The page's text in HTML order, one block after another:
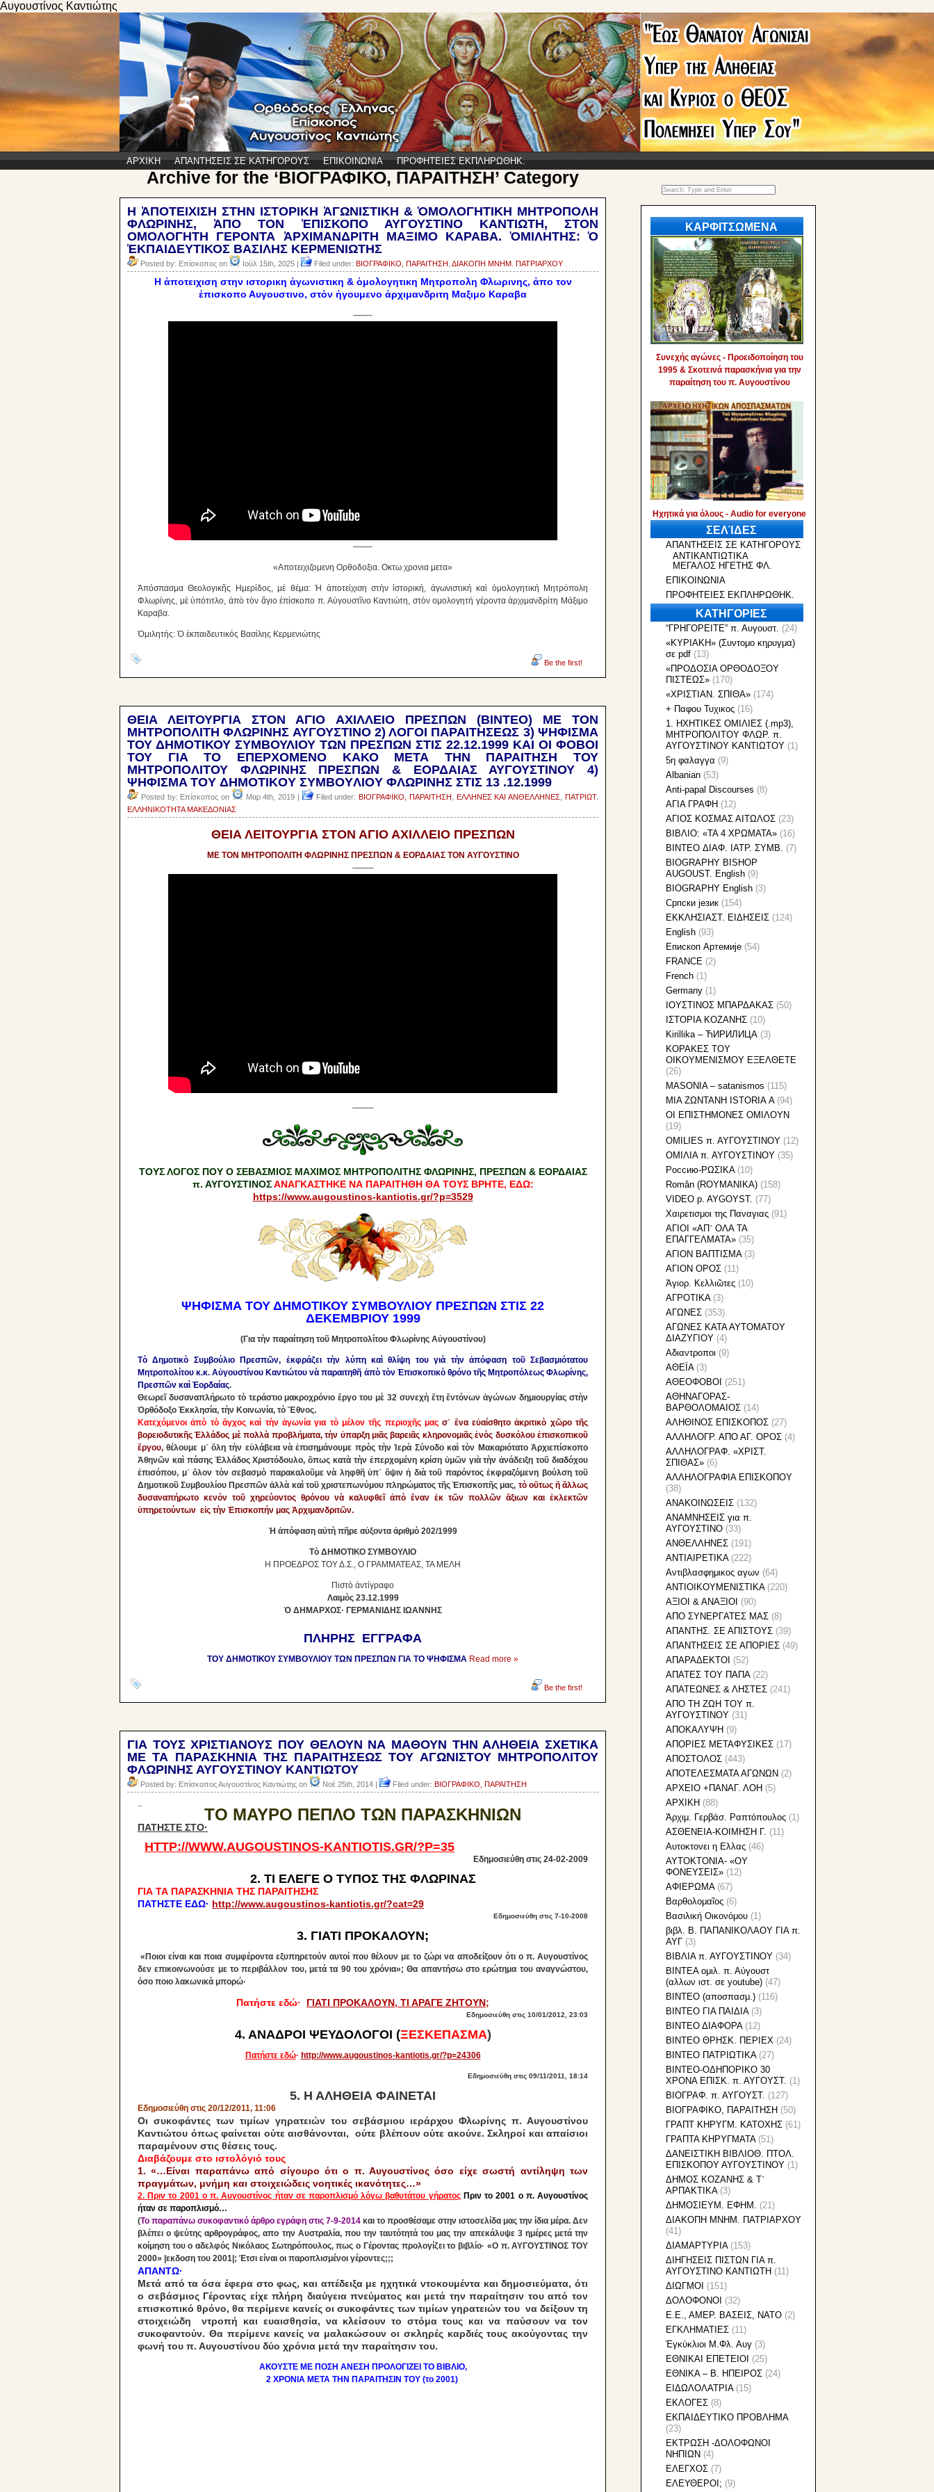
Αυγουστίνος Καντιώτης
ΑΡΧΙΚΗ ΑΠΑΝΤΗΣΕΙΣ ΣΕ ΚΑΤΗΓΟΡΟΥΣ ΕΠΙΚΟΙΝΩΝΙΑ ΠΡΟΦΗΤΕΙΕΣ ΕΚΠΛΗΡΩΘΗΚ.
ΚΑΡΦΙΤΣΩΜΕΝΑ
Συνεχής αγώνες - Προειδοποίηση του
1995 & Σκοτεινά παρασκήνια για την
παραίτηση του π. Αυγουστίνου
Ηχητικά για όλους - Audio for everyone
ΣΕΛΊΔΕΣ
ΑΠΑΝΤΗΣΕΙΣ ΣΕ ΚΑΤΗΓΟΡΟΥΣ
ΑΝΤΙΚΑΝΤΙΩΤΙΚΑ
ΜΕΓΑΛΟΣ ΗΓΕΤΗΣ ΦΛ.
ΕΠΙΚΟΙΝΩΝΙΑ
ΠΡΟΦΗΤΕΙΕΣ ΕΚΠΛΗΡΩΘΗΚ.
ΚΑΤΗΓΟΡΙΕΣ
“ΓΡΗΓΟΡΕΙΤΕ” π. Αυγουστ. (24)
«KΥΡΙΑΚΗ» (Συντομο κηρυγμα)
σε pdf (13)
«ΠΡΟΔΟΣΙΑ ΟΡΘΟΔΟΞΟΥ
ΠΙΣΤΕΩΣ» (170)
«ΧΡΙΣΤΙΑΝ. ΣΠΙΘΑ» (174)
+ Παφου Τυχικος (16)
1. HXHTIKEΣ ΟΜΙΛΙΕΣ (.mp3),
ΜΗΤΡΟΠΟΛΙΤΟΥ ΦΛΩΡ. π.
ΑΥΓΟΥΣΤΙΝΟΥ ΚΑΝΤΙΩΤΟΥ (1)
5η φαλαγγα (9)
Albanian (53)
Anti-papal Discourses (8)
AΓΙΑ ΓΡΑΦΗ (12)
AΓΙΟΣ ΚΟΣΜΑΣ ΑΙΤΩΛΟΣ (23)
BIBΛΙΟ: «ΤΑ 4 ΧΡΩΜΑΤΑ» (16)
BINTEO ΔΙΑΦ. ΙΑΤΡ. ΣΥΜΒ.
(7)
BIOGRAPHY BISHOP
AUGOUST. English (9)
BIOGRAPHY English (3)
Cрпски језик (154)
EKKΛΗΣΙΑΣΤ. ΕΙΔΗΣΕΙΣ (124)
English (93)
Eпископ Артемије (54)
FRANCE (2)
French (1)
Germany (1)
IOYΣΤΙΝΟΣ ΜΠΑΡΔΑΚΑΣ (50)
IΣTOPIA KOZANHΣ (10)
Kirillika – ЋИРИЛИЦА (3)
KOΡΑΚΕΣ ΤΟΥ
ΟΙΚΟΥΜΕΝΙΣΜΟΥ ΕΞΕΛΘΕΤΕ
(26)
MASONIA – satanismos (115)
MIA ZΩNTANH ISTORIA Α(94)
OI EΠIΣTHMONEΣ OMIΛOYN
(19)
OMILIES π. ΑΥΓΟΥΣΤΙΝΟΥ (12)
OMIΛΙΑ π. ΑΥΓΟΥΣΤΙΝΟΥ (35)
Pоссию-ΡΩΣΙΚΑ(10)
Român (ROYMANIKA) (158)
VIDEO p. AYGOYST. (77)
Xαιρετισμοι της Παναγιας (91)
ΑΓΙΟΙ «ΑΠ᾽ ΟΛΑ ΤΑ
ΕΠΑΓΓΕΛΜΑΤΑ» (35)
ΑΓΙΟΝ ΒΑΠΤΙΣΜΑ(3)
ΑΓΙΟΝ ΟΡΟΣ (11)
Ἁγιορ. Κελλιῶτες (10)
ΑΓΡΟΤΙΚΑ(3)
ΑΓΩΝΕΣ (353)
ΑΓΩΝΕΣ ΚΑΤΑ ΑΥΤΟΜΑΤΟΥ
ΔΙΑΖΥΓΙΟΥ (4)
Αδιαντροποι (9)
ΑΘΕΪΑ(3)
ΑΘΕΟΦΟΒΟΙ (251)
ΑΘΗΝΑΓΟΡΑΣ-
ΒΑΡΘΟΛΟΜΑΙΟΣ (14)
ΑΛΗΘΙΝΟΣ ΕΠΙΣΚΟΠΟΣ (27)
ΑΛΛΗΛΟΓΡ. ΑΠΟ ΑΓ. ΟΡΟΣ (4)
ΑΛΛΗΛΟΓΡΑΦ. «ΧΡΙΣΤ.
ΣΠΙΘΑΣ» (6)
ΑΛΛΗΛΟΓΡΑΦΙA ΕΠΙΣΚΟΠΟΥ
(38)
ΑΝΑΚΟΙΝΩΣΕΙΣ (132)
ΑΝΑΜΝΗΣΕΙΣ για π.
ΑΥΓΟΥΣΤΙΝΟ (33)
ΑΝΘΕΛΛΗΝΕΣ (191)
ΑΝΤΙΑΙΡΕΤΙΚΑ(222)
Αντιβλασφημικος αγων (64)
ΑΝΤΙΟΙΚΟΥΜΕΝΙΣΤΙΚΑ(220)
ΑΞΙΟΙ & ΑΝΑΞΙΟΙ (90)
ΑΠO ΣYNEΡΓATEΣ MAΣ (8)
ΑΠΑΝΤΗΣ. ΣΕ ΑΠΙΣΤΟΥΣ (39)
ΑΠΑΝΤΗΣΕΙΣ ΣΕ ΑΠΟΡΙΕΣ (49)
ΑΠΑΡΑΔΕΚΤΟΙ (52)
ΑΠΑΤΕΣ ΤΟΥ ΠΑΠΑ(22)
ΑΠΑΤΕΩΝΕΣ & ΛΗΣΤΕΣ (241)
ΑΠΟ ΤΗ ΖΩΗ ΤΟΥ π.
ΑΥΓΟΥΣΤΙΝΟΥ (31)
ΑΠΟΚΑΛΥΨΗ (9)
ΑΠΟΡΙΕΣ ΜΕΤΑΦΥΣΙΚΕΣ (17)
ΑΠΟΣΤΟΛΟΣ (443)
ΑΠΟΤΕΛΕΣΜΑΤΑ ΑΓΩΝΩΝ (2)
ΑΡΧΕΙΟ +ΠΑΝΑΓ. ΛΟΗ (5)
ΑΡΧΙΚΗ (88)
Ἀρχιμ. Γερβάσ. Ραπτόπουλος (1)
ΑΣΘΕΝΕΙΑ-ΚΟΙΜΗΣΗ Γ. (11)
Αυτοκτονει η Ελλας (46)
ΑΥΤΟΚΤΟΝΙΑ- «ΟΥ
ΦΟΝΕΥΣΕΙΣ» (12)
ΑΦΙΕΡΩΜΑ(67)
Βαρθολομαῖος (6)
Βασιλική Οικονόμου (1)
βιβλ. Β. ΠΑΠΑΝΙΚΟΛΑΟΥ ΓΙΑ π.
ΑΥΓ (3)
ΒΙΒΛΙΑ π. ΑΥΓΟΥΣΤΙΝΟΥ (34)
ΒΙΝΤΕΑ ομιλ. π. Αὐγουστ
(αλλων ιστ. σε youtube) (47)
ΒΙΝΤΕΟ (αποσπασμ.) (116)
ΒΙΝΤΕΟ ΓΙΑ ΠΑΙΔΙΑ(3)
ΒΙΝΤΕΟ ΔΙΑΦΟΡΑ(12)
ΒΙΝΤΕΟ ΘΡΗΣΚ. ΠΕΡΙΕΧ (24)
ΒΙΝΤΕΟ ΠΑΤΡΙΩΤΙΚΑ(27)
ΒΙΝΤΕΟ-ΟΔΗΠΟΡΙΚΟ 30
ΧΡΟΝΑ ΕΠΙΣΚ. π. ΑΥΓΟΥΣΤ. (1)
ΒΙΟΓΡΑΦ. π. ΑΥΓΟΥΣΤ. (127)
ΒΙΟΓΡΑΦΙΚΟ, ΠΑΡΑΙΤΗΣΗ (50)
ΓΡΑΠΤ ΚΗΡΥΓΜ. ΚΑΤΟΧΗΣ (61)
ΓΡΑΠΤΑ ΚΗΡΥΓΜΑΤΑ(51)
ΔΑΝΕΙΣΤΙΚΗ ΒΙΒΛΙΟΘ. ΠΤΟΛ.
ΕΠΙΣΚΟΠΟΥ ΑΥΓΟΥΣΤΙΝΟΥ (1)
ΔΗΜΟΣ ΚΟΖΑΝΗΣ & Τ᾽
ΑΡΠΑΚΤΙΚΑ(3)
ΔΗΜΟΣΙΕΥΜ. ΕΦΗΜ.
(21)
ΔΙΑΚΟΠΗ ΜΝΗΜ. ΠΑΤΡΙΑΡΧΟΥ
(41)
ΔΙΑΜΑΡΤΥΡΙΑ(153)
ΔΙΗΓΗΣΕΙΣ ΠΙΣΤΩΝ ΓΙΑ π.
ΑΥΓΟΥΣΤΙΝΟ ΚΑΝΤΙΩΤΗ (11)
ΔΙΩΓΜΟΙ (151)
ΔΟΛΟΦΟΝΟΙ (32)
Ε.Ε., ΑΜΕΡ. ΒΑΣΕΙΣ, ΝΑΤΟ (2)
ΕΓΚΛΗΜΑΤΙΕΣ (11)
Ἐγκύκλιοι Μ.Φλ. Αυγ (3)
ΕΘΝΙΚAI ΕΠΕΤΕΙΟΙ (25)
ΕΘΝΙΚΑ – Β. ΗΠΕΙΡΟΣ (24)
ΕΙΔΩΛΟΛΑΤΡΙΑ(15)
ΕΚΛΟΓΕΣ (8)
ΕΚΠΑΙΔΕΥΤΙΚΟ ΠΡΟΒΛΗΜΑ
(23)
ΕΚΤΡΩΣΗ -ΔΟΛΟΦΩΝΟΙ
ΝΗΠΙΩΝ (4)
ΕΛΕΓΧΟΣ (7)
ΕΛΕΥΘΕΡΟΙ; (9)
Archive for the ‘ΒΙΟΓΡΑΦΙΚΟ, ΠΑΡΑΙΤΗΣΗ’ Category
Η ἈΠΟΤΕΙΧΙΣΗ ΣΤΗΝ ΙΣΤΟΡΙΚΗ ἈΓΩΝΙΣΤΙΚΗ & ὉΜΟΛΟΓΗΤΙΚΗ ΜΗΤΡΟΠΟΛΗ
ΦΛΩΡΙΝΗΣ, ἈΠΟ ΤΟΝ ἘΠΙΣΚΟΠΟ ΑΥΓΟΥΣΤΙΝΟ ΚΑΝΤΙΩΤΗ, ΣΤΟΝ
ΟΜΟΛΟΓΗΤΗ ΓΕΡΟΝΤΑ ἈΡΧΙΜΑΝΔΡΙΤΗ ΜΑΞΙΜΟ ΚΑΡΑΒΑ. ὉΜΙΛΗΤΗΣ: Ὁ
ἘΚΠΑΙΔΕΥΤΙΚΟΣ ΒΑΣΙΛΗΣ ΚΕΡΜΕΝΙΩΤΗΣ
Posted by: Επίσκοπος on Ιούλ 15th, 2025 | Filed under: ΒΙΟΓΡΑΦΙΚΟ, ΠΑΡΑΙΤΗΣΗ ΔΙΑΚΟΠΗ ΜΝΗΜ. ΠΑΤΡΙΑΡΧΟΥ
Η ἀποτειχιση στην ιστορικη ἀγωνιστικη & ὁμολογητικη Μητροπολη Φλωρινης, ἀπο τον
ἐπισκοπο Αυγουστινο, στὸν ἡγουμενο ἀρχιμανδριτη Μαξιμο Καραβα
——-
——-
«Αποτειχιζομενη Ορθοδοξια. Οκτω χρονια μετα»
Ἀπόσπασμα Θεολογικῆς Ημερίδος, μέ θέμα: Ἡ ἀποτείχιση στὴν ἱστορική, ἀγωνιστική καὶ ὁμολογητική Μητρόπολη
Φλωρίνης, μὲ ὑπότιτλο, ἀπὸ τὸν ἅγιο ἐπίσκοπο π. Αὐγουστῖνο Καντιώτη, στὸν ομολογητή γέροντα ἀρχιμανδρίτη Μάξιμο
Καραβα.
Ὁμιλητής: Ὁ ἐκπαιδευτικός Βασίλης Κερμενιώτης
Be the first!
ΘEIA ΛΕΙΤΟΥΡΓΙΑ ΣΤΟΝ ΑΓΙΟ ΑΧΙΛΛΕΙΟ ΠΡΕΣΠΩΝ (ΒΙΝΤΕΟ) ΜΕ ΤΟΝ
ΜΗΤΡΟΠΟΛΙΤΗ ΦΛΩΡΙΝΗΣ ΑΥΓΟΥΣΤΙΝΟ 2) ΛΟΓΟΙ ΠΑΡΑΙΤΗΣΕΩΣ 3) ΨΗΦΙΣΜΑ
ΤΟΥ ΔΗΜΟΤΙΚΟΥ ΣΥΜΒΟΥΛΙΟΥ ΤΩΝ ΠΡΕΣΠΩΝ ΣΤΙΣ 22.12.1999 ΚΑΙ ΟΙ ΦΟΒΟΙ
ΤΟΥ ΓΙΑ ΤΟ ΕΠΕΡΧΟΜΕΝΟ ΚΑΚΟ ΜΕΤΑ ΤΗΝ ΠΑΡΑΙΤΗΣΗ ΤΟΥ
ΜΗΤΡΟΠΟΛΙΤΟΥ ΦΛΩΡΙΝΗΣ ΠΡΕΣΠΩΝ & ΕΟΡΔΑΙΑΣ ΑΥΓΟΥΣΤΙΝΟΥ 4)
ΨHΦIΣMA TOY ΔHMOTIKOY ΣYMBOYΛIOY ΦΛΩPINHΣ ΣTIΣ 13 .12.1999
Posted by: Επίσκοπος on Μαρ 4th, 2019 | Filed under:ΒΙΟΓΡΑΦΙΚΟ, ΠΑΡΑΙΤΗΣΗ ΕΛΛΗΝΕΣ ΚΑΙ ΑΝΘΕΛΛΗΝΕΣ ,ΠΑΤΡΙΩΤ.
ΕΛΛΗΝΙΚΟΤHTA ΜΑΚΕΔΟΝΙΑΣ
ΘEIA ΛΕΙΤΟΥΡΓΙΑ ΣΤΟΝ ΑΓΙΟ ΑΧΙΛΛΕΙΟ ΠΡΕΣΠΩΝ
ΜΕ ΤΟΝ ΜΗΤΡΟΠΟΛΙΤΗ ΦΛΩΡΙΝΗΣ ΠΡΕΣΠΩΝ & ΕΟΡΔΑΙΑΣ ΤΟΝ ΑΥΓΟΥΣΤΙΝΟ
——–
——–
ΤΟΥΣ ΛΟΓΟΣ ΠΟΥ Ο ΣΕΒΑΣΜΙΟΣ ΜΑΧΙΜΟΣ ΜΗΤΡΟΠΟΛΙΤΗΣ ΦΛΩΡΙΝΗΣ, ΠΡΕΣΠΩΝ & ΕΟΡΔΑΙΑΣ
π. ΑΥΓΟΥΣΤΙΝΟΣ ΑΝΑΓΚΑΣΤΗΚΕ ΝΑ ΠΑΡΑΙΤΗΘΗ ΘΑ ΤΟΥΣ ΒΡΗΤΕ, ΕΔΩ:
https://www.augoustinos-kantiotis.gr/?p=3529
ΨΗΦΙΣΜΑ ΤΟΥ ΔΗΜΟΤΙΚΟΥ ΣΥΜΒΟΥΛΙΟΥ ΠΡΕΣΠΩΝ ΣΤΙΣ 22
ΔΕΚΕΜΒΡΙΟΥ 1999
(Για τὴν παραίτηση τοῦ Μητροπολίτου Φλωρίνης Αὐγουστίνου)
Τὸ Δημοτικὸ Συμβούλιο Πρεσπῶν, ἐκφράζει τὴν λύπη καὶ θλίψη του γιὰ τὴν ἀπόφαση τοῦ Σεβασμιότατου
Μητροπολίτου κ.κ. Αὐγουστίνου Καντιώτου νὰ παραιτηθῆ ἀπὸ τὸν Ἐπισκοπικὸ θρόνο τῆς Μητροπόλεως Φλωρίνης,
Πρεσπῶν καὶ Ἐορδαίας.
Θεωρεῖ δυσαναπλήρωτο τὸ τεράστιο μακροχρόνιο ἔργο του μὲ 32 συνεχὴ ἔτη ἔντόνων ἀγώνων δημιουργίας στὴν
Ὀρθόδοξο Ἐκκλησία, τὴν Κοινωνία, τὸ Ἔθνος.
Κατεχόμενοι ἀπὸ τὸ ἄγχος καὶ τὴν ἀγωνία για τὸ μέλον τῆς περιοχῆς μαςσ᾽ ἕνα εὐαίσθητο ἀκριτικὸ χῶρο τῆς
βορειοδυτικῆς Ἑλλάδος μὲ πολλὰ προβλήματα, τὴν ὑπαρξη μιᾶς βαρειᾶς κληρονομιᾶς ἑνὸς δυσκόλου ἐπισκοπικοῦ
ἔργου, θέλουμε μ᾽ ὅλη τὴν εὐλάβεια νὰ ἐπισημάνουμε πρὸς τὴν Ἱερὰ Σύνοδο καὶ τὸν Μακαριότατο Ἀρχιεπίσκοπο
Ἀθηνῶν καὶ πάσης Ἑλλάδος Χριστόδουλο, ὅπως κατὰ τὴν ἐπερχομένη κρίση ὑμῶν γιὰ τὴν ἀνάδειξη τοῦ διαδόχου
ἐπισόπου, μ᾽ ὅλον τὸν σεβασμὸ παρακαλοῦμε νὰ ληφθῆ ὑπ᾽ ὅψιν ἡ διὰ τοῦ παρόντος ἐκφραζόμενη βούλση τοῦ
Δημοτικοῦ Συμβουλίου Πρεσπῶν ἀλλὰ καὶ τοῦ χριστεπωνύμου πληρώματος τῆς Ἐπισκοπῆς μας, τὸ οὔτως ἤ ἄλλως
δυσαναπήρωτο κενόν τοῦ χηρεύοντος θρόνου νὰ καλυφθεῖ ἀπὸ ἕναν ἐκ τῶν πολλῶν ἄξιων και ἐκλεκτῶν
ὑπηρετούντων εἰς τὴν Ἐπισκοπήν μας Ἀρχιμανδριτῶν.
Ἡ ἀπόφαση αὐτὴ πῆρε αὐξοντα ἀριθμὸ 202/1999
Τὸ ΔΗΜΟΤΙΚΟ ΣΥΜΒΟΥΛΙΟ
Η ΠΡΟΕΔΡΟΣ ΤΟΥ Δ.Σ., Ο ΓΡΑΜΜΑΤΕΑΣ, ΤΑ ΜΕΛΗ
Πιστὸ ἀντίγραφο
Λαιμὸς 23.12.1999
Ὁ ΔΗΜΑΡΧΟΣ· ΓΕΡΜΑΝΙΔΗΣ ΙΩΑΝΝΗΣ
ΠΛΗΡΗΣ ΕΓΓΡΑΦΑ
ΤΟΥ ΔΗΜΟΤΙΚΟΥ ΣΥΜΒΟΥΛΙΟΥ ΤΩΝ ΠΡΕΣΠΩΝ ΓΙΑ ΤΟ ΨΗΦΙΣΜΑ Read more »
Be the first!
ΓΙΑ ΤΟΥΣ ΧΡΙΣΤΙΑΝΟΥΣ ΠΟΥ ΘΕΛΟΥΝ ΝΑ ΜΑΘΟΥΝ ΤΗΝ ΑΛΗΘΕΙΑ ΣΧΕΤΙΚΑ
ΜΕ ΤΑ ΠΑΡΑΣΚΗΝΙΑ ΤΗΣ ΠΑΡΑΙΤΗΣΕΩΣ ΤΟΥ ΑΓΩΝΙΣΤΟΥ ΜΗΤΡΟΠΟΛΙΤΟΥ
ΦΛΩΡΙΝΗΣ ΑΥΓΟΥΣΤΙΝΟΥ ΚΑΝΤΙΩΤΟΥ
Posted by: Επίσκοπος Αυγουστίνος Καντιώτης on Νοέ 25th, 2014 | Filed under: ΒΙΟΓΡΑΦΙΚΟ, ΠΑΡΑΙΤΗΣΗ
ΤΟ ΜΑΥΡΟ ΠΕΠΛΟ ΤΩΝ ΠΑΡΑΣΚΗΝΙΩΝ
ΠΑΤΗΣΤΕ ΣΤΟ·
HTTP://WWW.AUGOUSTINOS-KANTIOTIS.GR/?P=35
Εδημοσιεύθη στις 24-02-2009
2. TI EΛΕΓΕ Ο ΤΥΠΟΣ ΤΗΣ ΦΛΩΡΙΝΑΣ
ΓΙΑ ΤΑ ΠΑΡΑΣΚΗΝΙΑ ΤΗΣ ΠΑΡΑΙΤΗΣΗΣ
ΠΑΤΗΣΤΕ ΕΔΩ· http://www.augoustinos-kantiotis.gr/?cat=29
Εδημοσιεύθη στις 7-10-2008
3. ΓΙΑΤΙ ΠΡΟΚΑΛΟΥΝ;
«Ποιοι είναι και ποια συμφέροντα εξυπηρετούν αυτοί που θέλουν με το ζώρι να αποδείξουν ότι ο π. Αυγουστίνος
δεν επικοινωνούσε με το περιβάλλον του, μετά τα 90 του χρόνια»; Θα απαντήσω στο ερώτημα του αναγνώστου,
όσο ποιο λακωνικά μπορώ·
Πατήστε εδώ· ΓΙΑΤΙ ΠΡΟΚΑΛΟΥΝ, ΤΙ ΑΡΑΓΕ ΖΗΤΟΥΝ;
Εδημοσιεύθη στις 10/01/2012, 23:03
4. ΑΝΑΔΡΟΙ ΨΕΥΔΟΛΟΓΟΙ (ΞΕΣΚΕΠΑΣΜΑ)
Πατήστε εδώ· http://www.augoustinos-kantiotis.gr/?p=24306
Εδημοσιεύθη στις 09/11/2011, 18:14
5. Η ΑΛΗΘΕΙΑ ΦΑΙΝΕΤΑΙ
Εδημοσιεύθη στις 20/12/2011, 11:06
Οι συκοφάντες των τιμίων γηρατειών του σεβάσμιου ιεράρχου Φλωρίνης π. Αυγουστίνου
Καντιώτου όπως φαίνεται ούτε αισθάνονται, ούτε βλέπουν ούτε ακούνε. Σκληροί και απαίσιοι
παραμένουν στις θέσεις τους.
Διαβάζουμε στο ιστολόγιό τους
1. «…Είναι παραπάνω από σίγουρο ότι ο π. Αυγουστίνος όσο είχε σωστή αντίληψη των
πραγμάτων, μνήμη και στοιχειώδεις νοητικές ικανότητες…»
2. Πριν το 2001 ο π. Αυγουστίνος ήταν σε παροπλισμό λόγω βαθυτάτου γήρατος Πριν το 2001 ο π. Αυγουστίνος
ήταν σε παροπλισμό…
(Το παραπάνω συκοφαντικό άρθρο εγράφη στις 7-9-2014 και το προσθέσαμε στην ιστοσελίδα μας την ίδια μέρα. Δεν
βλέπει ο ψεύτης αρθρογράφος, απο την Αυστραλία, που την ταυτότητά του μας την απεκάλυψε 3 ημέρες μετά την
κοίμηση του ο αδελφός Νικόλαος Σωτηρόπουλος, πως ο Γέροντας προλογίζει το βιβλίο· «Ο π. ΑΥΓΟΥΣΤΙΝΟΣ ΤΟΥ
2000» | εκδοση του 2001|; Έτσι είναι οι παροπλισμένοι γέροντες;;;
ΑΠΑΝΤΩ·
Mετά από τα όσα έφερα στο φως, και απέδειξα με ηχητικά ντοκουμέντα και δημοσιεύματα, ότι
ο σεβάσμιος Γέροντας είχε πλήρη διαύγεια πνεύματος και μετά την παραίτησιν του από τον
επισκοπικό θρόνο, θα περίμενε κανείς οι συκοφάντες των τιμίων γηρατειών του να δείξουν τη
στοιχειώδη ντροπή και ευαισθησία, να κλείσουν το στόμα τους και να παύσουν να τον
συκοφαντούν. Θα περίμενε κανείς να μαλακώσουν οι σκληρές καρδιές τους ακούγοντας την
φωνή του π. Αυγουστίνου δύο χρόνια μετά την παραίτησιν του.
ΑΚΟΥΣΤΕ ΜΕ ΠΟΣH ΑΝΕΣΗ ΠΡΟΛΟΓΙΖΕΙ ΤΟ ΒΙΒΛΙΟ,
2 ΧΡΟΝΙΑ ΜΕΤΑ ΤΗΝ ΠΑΡΑΙΤΗΣΙΝ ΤΟΥ (το 2001)